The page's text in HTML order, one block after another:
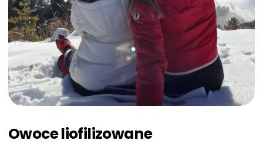
Owoce liofilizowane